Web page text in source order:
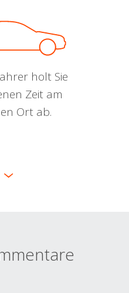
holt Sie
Zeit am
Ort ab.